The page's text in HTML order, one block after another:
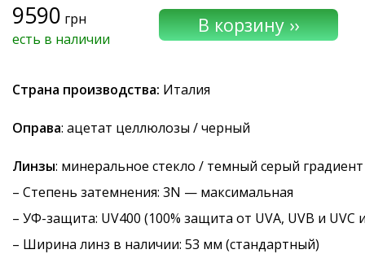
9590 грн
есть в наличии
Страна производства: Италия
Оправа: ацетат целлюлозы / черный
Линзы: минеральное стекло / темный серый градиент
– Степень затемнения: 3N — максимальная
– УФ-защита: UV400 (100% защита от UVA, UVB и UVC
– Ширина линз в наличии: 53 мм (стандартный)